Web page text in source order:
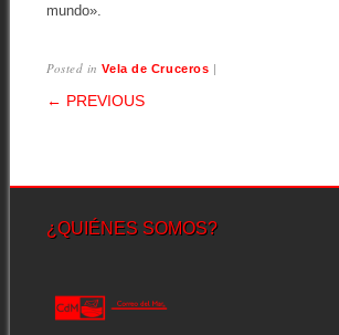
mundo».
Posted inVela de Cruceros |
POST NAVIGATION
← PREVIOUS
¿QUIÉNES SOMOS?